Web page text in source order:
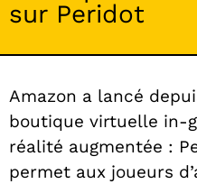
sur Peridot
Amazon a lancé
boutique virtuelle in-
réalité augmentée :
permet aux joueurs